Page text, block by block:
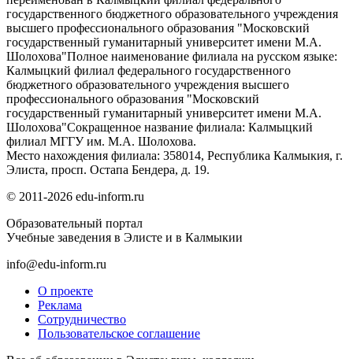
государственного бюджетного образовательного учреждения
высшего профессионального образования "Московский
государственный гуманитарный университет имени М.А.
Шолохова"Полное наименование филиала на русском языке:
Калмыцкий филиал федерального государственного
бюджетного образовательного учреждения высшего
профессионального образования "Московский
государственный гуманитарный университет имени М.А.
Шолохова"Сокращенное название филиала: Калмыцкий
филиал МГГУ им. М.А. Шолохова.
Место нахождения филиала: 358014, Республика Калмыкия, г.
Элиста, просп. Остапа Бендера, д. 19.
© 2011-2026 edu-inform.ru
Образовательный портал
Учебные заведения в Элисте и в Калмыкии
info@edu-inform.ru
О проекте
Реклама
Сотрудничество
Пользовательское соглашение